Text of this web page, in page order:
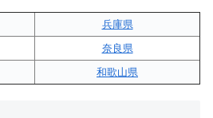
兵庫県
奈良県
和歌山県